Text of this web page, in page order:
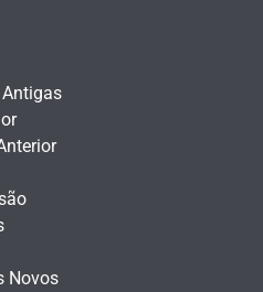
Novos